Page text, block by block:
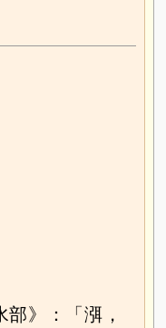
》：「渳，